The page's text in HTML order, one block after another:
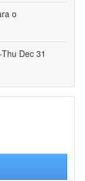
o
Dec 31